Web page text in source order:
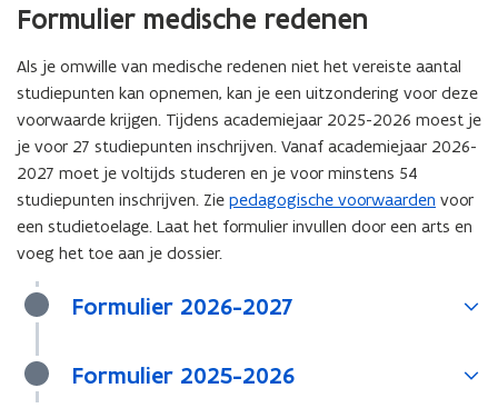
Formulier medische redenen
Als je omwille van medische redenen niet het vereiste aantal
studiepunten kan opnemen, kan je een uitzondering voor deze
voorwaarde krijgen. Tijdens academiejaar 2025-2026 moest je
je voor 27 studiepunten inschrijven. Vanaf academiejaar 2026-
2027 moet je voltijds studeren en je voor minstens 54
studiepunten inschrijven. Zie pedagogische voorwaarden voor
een studietoelage. Laat het formulier invullen door een arts en
voeg het toe aan je dossier.
Formulier 2026-2027
Formulier 2025-2026